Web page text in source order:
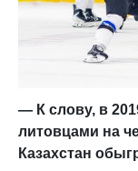
— К слову, в
литовцами на
Казахстан